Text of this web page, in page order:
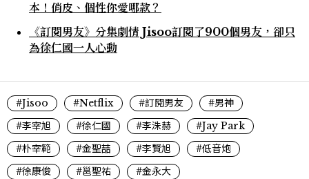
本！俏皮、個性你愛哪款？
《訂閱男友》分集劇情 Jisoo訂閱了900個男友，卻只
為徐仁國一人心動
#Jisoo #Netflix #訂閱男友
#男神
#李宰旭
#徐仁國 #李洙赫
#Jay Park
#朴宰範
#金聖喆 #李賢旭
#低音炮
#徐康俊
#邕聖祐 #金永大